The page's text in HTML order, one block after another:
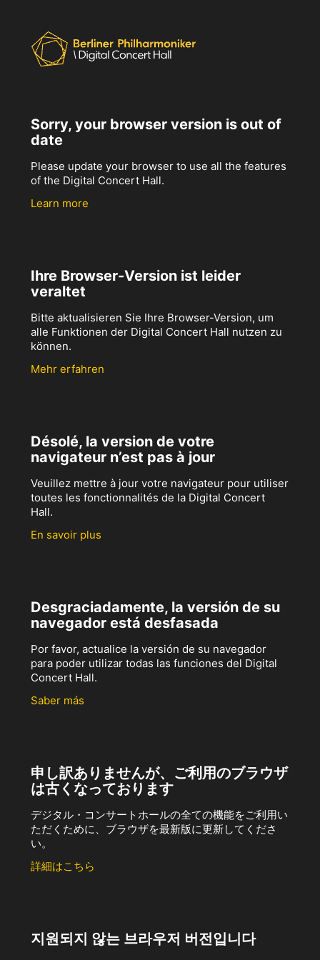
Sorry, your browser version is out of
date
Please update your browser to use all the features
of the Digital Concert Hall.
Learn more
Ihre Browser-Version ist leider
veraltet
Bitte aktualisieren Sie Ihre Browser-Version, um
alle Funktionen der Digital Concert Hall nutzen zu
können.
Mehr erfahren
Désolé, la version de votre
navigateur n’est pas à jour
Veuillez mettre à jour votre navigateur pour utiliser
toutes les fonctionnalités de la Digital Concert
Hall.
En savoir plus
Desgraciadamente, la versión de su
navegador está desfasada
Por favor, actualice la versión de su navegador
para poder utilizar todas las funciones del Digital
Concert Hall.
Saber más
申し訳ありませんが、ご利用のブラウザ
は古くなっております
デジタル・コンサートホールの全ての機能をご利用い
ただくために、ブラウザを最新版に更新してくださ
い。
詳細はこちら
지원되지 않는 브라우저 버전입니다